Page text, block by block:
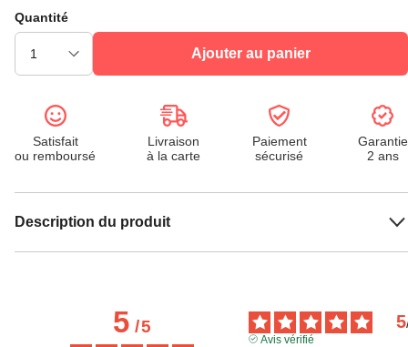
Quantité
Ajouter au panier
Satisfait
ou remboursé
Livraison
à la carte
Paiement
sécurisé
Garantie
2 ans
Description du produit
5/5 5
Avis vérifié